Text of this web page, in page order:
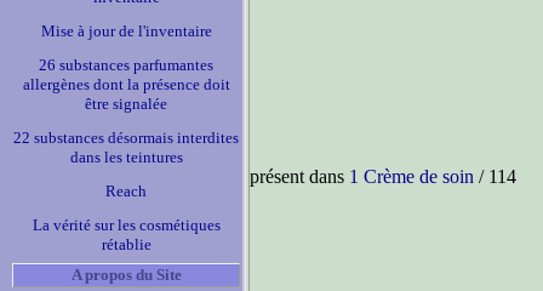
Mise à jour de l'inventaire
26 substances parfumantes
allergènes dont la présence doit
être signalée
22 substances désormais interdites
dans les teintures
Reach
La vérité sur les cosmétiques
rétablie
A propos du Site
présent dans 1 Crème de soin / 114